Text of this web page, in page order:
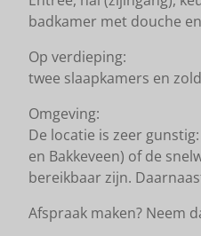
badkamer met douche
Op verdieping:
twee slaapkamers en
Omgeving:
De locatie is zeer
en Bakkeveen) of de
bereikbaar zijn.
Afspraak maken? Neem